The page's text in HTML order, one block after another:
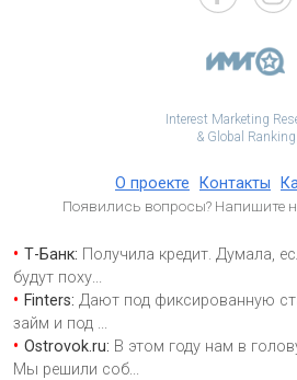
Interest Marketing
& Global Ranking
О проекте Контакты
Появились вопросы? Напишите
Т-Банк: Получила кредит. Думала,
будут поху...
Finters: Дают под фиксированную
займ и под ...
Ostrovok.ru: В этом году нам в
Мы решили соб...